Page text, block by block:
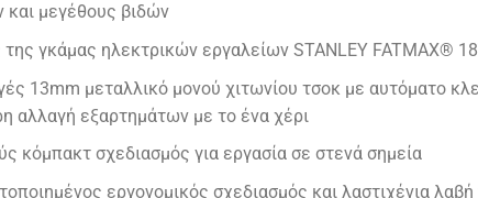
και μεγέθους βιδών
γκάμας ηλεκτρικών εργαλείων STANLEY FATMAX®
13mm μεταλλικό μονού χιτωνίου τσοκ με αυτόματο
αλλαγή εξαρτημάτων με το ένα χέρι
κόμπακτ σχεδιασμός για εργασία σε στενά σημεία
εργονομικός σχεδιασμός και λαστιχένια